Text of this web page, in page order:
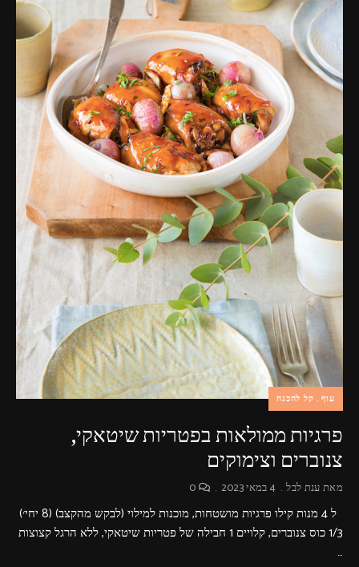
פרסומות,
מדיה
דיגיטלית
ועוד.
עוף קל להכנה
פרגיות ממולאות בפטריות שיטאקי,
צנוברים וצימוקים
מאתענת לבל 4 במאי 2023
ל 4 מנות קילו פרגיות מושטחות, מוכנות למילוי (לבקש מהקצב) (8 יחי׳)
1/3 כוס צנוברים, קלויים 1 חבילה של פטריות שיטאקי, ללא הרגל קצוצות
…